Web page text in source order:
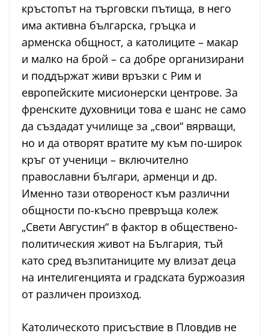
кръстопът на търговски пътища, в него
има активна българска, гръцка и
арменска общност, а католиците – макар
и малко на брой – са добре организирани
и поддържат живи връзки с Рим и
европейските мисионерски центрове. За
френските духовници това е шанс не само
да създадат училище за „свои“ вярващи,
но и да отворят вратите му към по-широк
кръг от ученици – включително
православни българи, арменци и др.
Именно тази отвореност към различни
общности по-късно превръща колеж
„Свети Августин“ в фактор в обществено-
политическия живот на България, тъй
като сред възпитаниците му влизат деца
на интелигенцията и градската буржоазия
от различен произход.
Католическото присъствие в Пловдив не